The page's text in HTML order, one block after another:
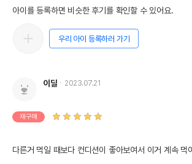
아이를 등록하면 비슷한 후기를 확인할 수 있어요.
우리 아이 등록하러 가기
이딜 2023.07.21
재구매
다른거 먹일 때보다 컨디션이 좋아보여서 이거 계속 먹